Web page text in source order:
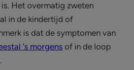
Het overmatig zweten
in de kindertijd of
is dat de symptomen van
's morgens of in de loop